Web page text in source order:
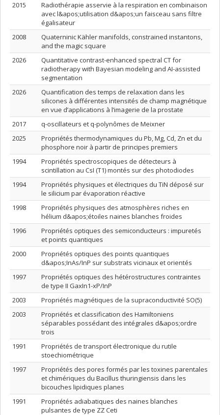
2015
Radiothérapie asservie à la respiration en combinaison
avec l&apos;utilisation d&apos;un faisceau sans filtre
égalisateur
2008
Quaterninic Kähler manifolds, constrained instantons,
and the magic square
2026
Quantitative contrast-enhanced spectral CT for
radiotherapy with Bayesian modeling and AI-assisted
segmentation
2026
Quantification des temps de relaxation dans les
silicones à différentes intensités de champ magnétique
en vue d’applications à l’imagerie de la prostate
2017
q-oscillateurs et q-polynômes de Meixner
2025
Propriétés thermodynamiques du Pb, Mg, Cd, Zn et du
phosphore noir à partir de principes premiers
1994
Propriétés spectroscopiques de détecteurs à
scintillation au CsI (T1) montés sur des photodiodes
1994
Propriétés physiques et électriques du TiN déposé sur
le silicium par évaporation réactive
1998
Propriétés physiques des atmosphères riches en
hélium d&apos;étoiles naines blanches froides
1996
Propriétés optiques des semiconducteurs : impuretés
et points quantiques
2000
Propriétés optiques des points quantiques
d&apos;InAs/InP sur substrats vicinaux et orientés
1997
Propriétés optiques des hétérostructures contraintes
de type II GaxIn1-xP/InP
2003
Propriétés magnétiques de la supraconductivité SO(5)
2003
Propriétés et classification des Hamiltoniens
séparables possédant des intégrales d&apos;ordre
trois
1991
Propriétés de transport électronique du rutile
stoechiométrique
1997
Propriétés des pores formés par les toxines parentales
et chimériques du Bacillus thuringiensis dans les
bicouches lipidiques planes
1991
Propriétés adiabatiques des naines blanches
pulsantes de type ZZ Ceti